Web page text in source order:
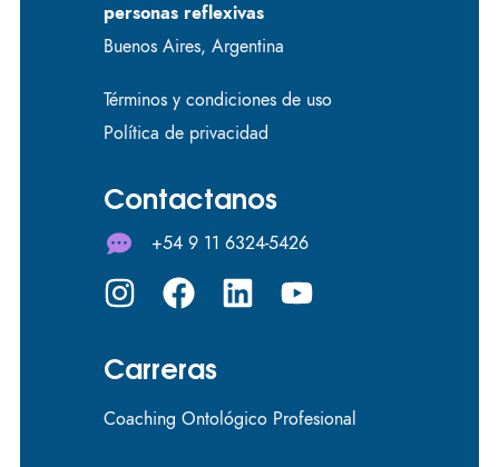
personas reflexivas
Buenos Aires, Argentina
Términos y condiciones de uso
Política de privacidad
Contactanos
+54 9 11 6324-5426
Carreras
Coaching Ontológico Profesional